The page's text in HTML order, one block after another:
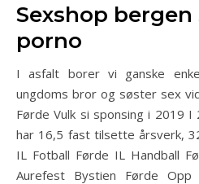
Sexshop bergen
porno
I asfalt borer vi ganske
ungdoms bror og søster sex
Førde Vulk si sponsing i 2019
har 16,5 fast tilsette årsverk,
IL Fotball Førde IL Handball
Aurefest Bystien Førde Opp